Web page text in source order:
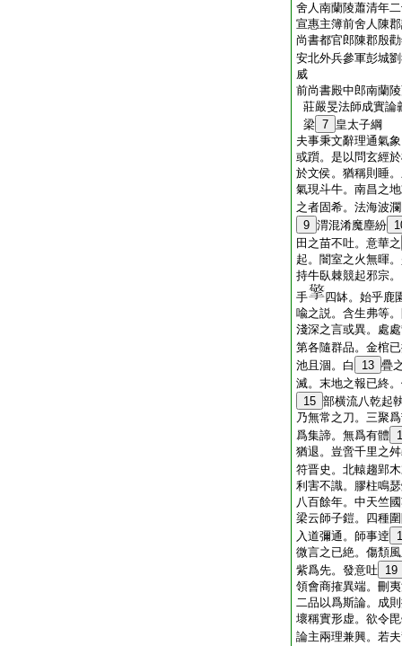
舍人南蘭陵蕭清年
宣惠主簿前舍人陳
尚書都官郎陳郡殷
安北外兵參軍彭城
威
前尚書殿中郎南蘭
莊嚴旻法師成實論
梁 7 皇太子綱
夫事秉文辭理通氣
或躓。是以問玄經
於文侯。猶稱則睡
氣現斗牛。南昌之
之者固希。法海波
9 渭混淆魔塵紛
田之苗不吐。意華之
起。闇室之火無暉
持牛臥棘競起邪宗
手
四缽。始乎鹿
喩之説。含生弗等
淺深之言或異。處
第各隨群品。金棺
池且涸。白
13 疊
滅。末地之報已終
15 部横流八乾起
乃無常之刀。三聚
爲集諦。無爲有體
猶退。豈啻千里之
符晋史。北轅趨郢
利害不識。膠柱鳴
八百餘年。中天竺
梁云師子鎧。四種
入道彌通。師事逹
微言之已絶。傷頽
紫爲先。發意吐
19
領會商搉異端。刪
二品以爲斯論。成
壞稱實形虚。欲令
論主兩理兼興。若